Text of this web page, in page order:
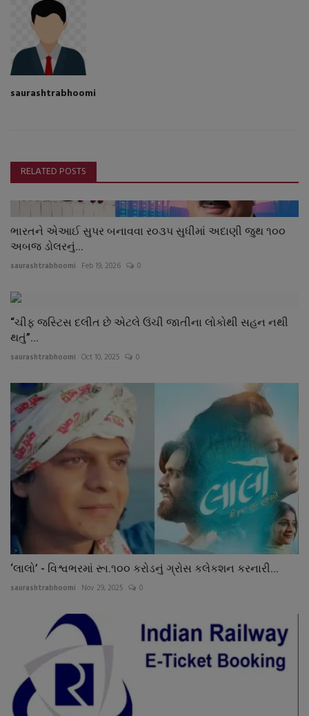
saurashtrabhoomi
RELATED POSTS
ભારતને એઆઈ સુપર બનાવવા ર૦૩પ સુધીમાં અદાણી જુથ ૧૦૦
અબજ ડોલરનું...
saurashtrabhoomi Feb 19, 2026 0
“ચીફ જસ્ટિસ દલીત છે એટલે ઉંચી જાતીના લોકોથી સહન નથી
થતું”...
saurashtrabhoomi Oct 10, 2025 0
‘લાલો’ - વિશ્વભરમાં રૂા.૧૦૦ કરોડનું ગ્રોસ કલેકશન કરનારી...
saurashtrabhoomi Nov 29, 2025 0